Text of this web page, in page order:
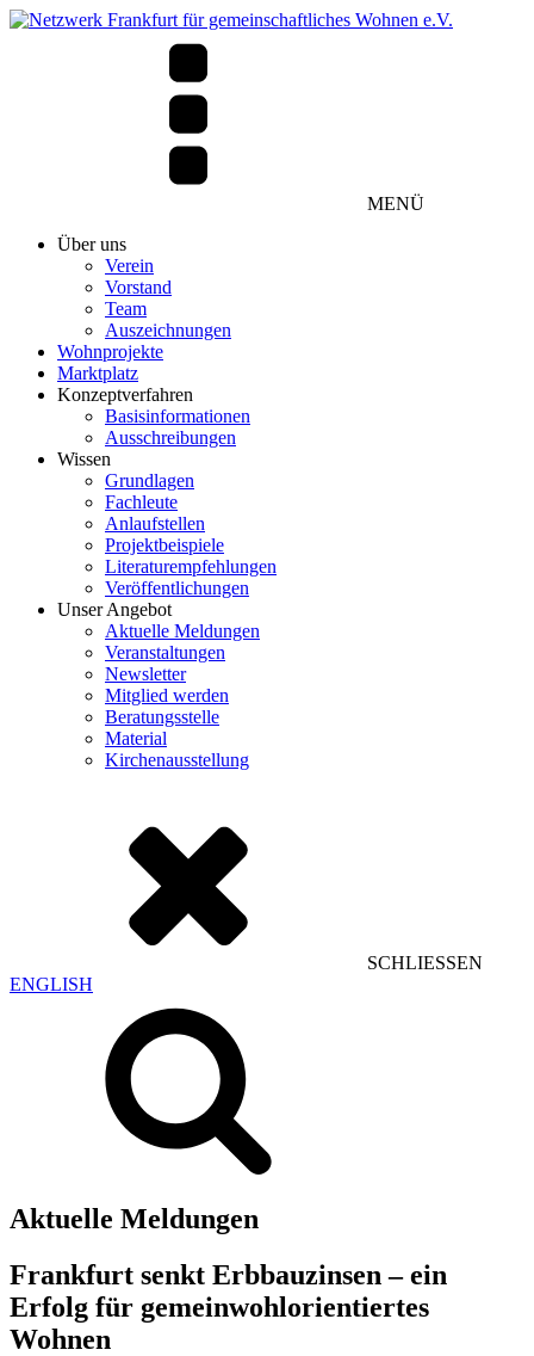
MENÜ
Über uns
Verein
Vorstand
Team
Auszeichnungen
Wohnprojekte
Marktplatz
Konzeptverfahren
Basisinformationen
Ausschreibungen
Wissen
Grundlagen
Fachleute
Anlaufstellen
Projektbeispiele
Literaturempfehlungen
Veröffentlichungen
Unser Angebot
Aktuelle Meldungen
Veranstaltungen
Newsletter
Mitglied werden
Beratungsstelle
Material
Kirchenausstellung
SCHLIESSEN
ENGLISH
Aktuelle Meldungen
Frankfurt senkt Erbbauzinsen – ein
Erfolg für gemeinwohlorientiertes
Wohnen